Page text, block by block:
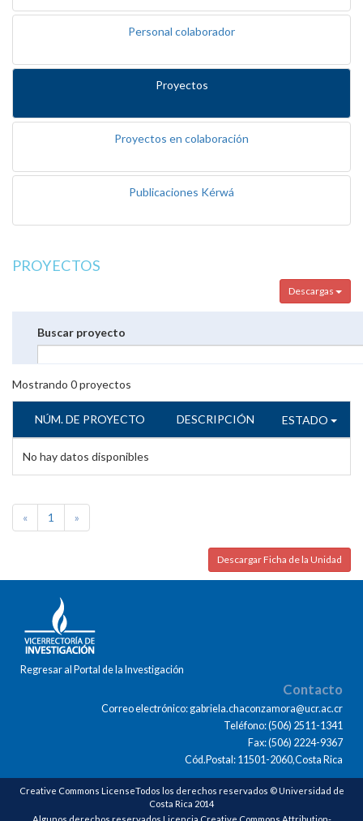
Personal colaborador
Proyectos
Proyectos en colaboración
Publicaciones Kérwá
PROYECTOS
Descargas
Buscar proyecto
Mostrando 0proyectos
NÚM. DE PROYECTO DESCRIPCIÓN ESTADO
No hay datos disponibles
« 1 »
Descargar Ficha de la Unidad
Regresar al Portal de la Investigación
Contacto
Correo electrónico: gabriela.chaconzamora@ucr.ac.cr
Teléfono: (506) 2511-1341
Fax: (506) 2224-9367
Cód.Postal: 11501-2060,Costa Rica
Creative Commons LicenseTodos los derechos reservados © Universidad de
Costa Rica 2014